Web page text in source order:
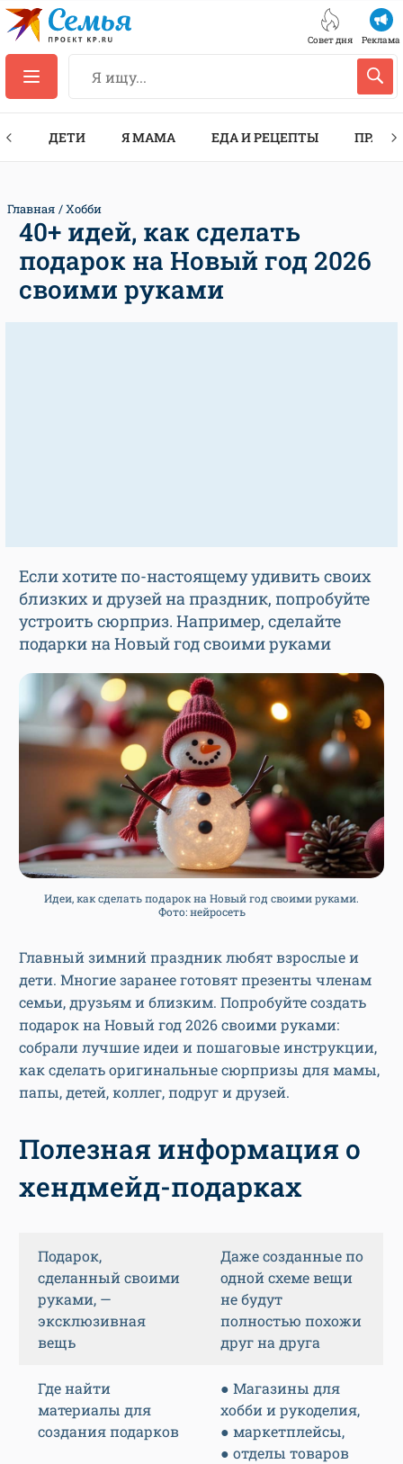
Совет дня Реклама
ДЕТИ Я МАМА ЕДА И РЕЦЕПТЫ
Главная Хобби
40+ идей, как сделать
подарок на Новый год 2026
своими руками
Если хотите по-настоящему удивить своих
близких и друзей на праздник, попробуйте
устроить сюрприз. Например, сделайте
подарки на Новый год своими руками
Идеи, как сделать подарок на Новый год своими руками.
Фото: нейросеть
Главный зимний праздник любят взрослые и
дети. Многие заранее готовят презенты членам
семьи, друзьям и близким. Попробуйте создать
подарок на Новый год 2026 своими руками:
собрали лучшие идеи и пошаговые инструкции,
как сделать оригинальные сюрпризы для мамы,
папы, детей, коллег, подруг и друзей.
Полезная информация о
хендмейд-подарках
Подарок,
сделанный своими
руками, —
эксклюзивная
вещь
Даже созданные по
одной схеме вещи
не будут
полностью похожи
друг на друга
Где найти
материалы для
создания подарков
● Магазины для
хобби и рукоделия,
● маркетплейсы,
● отделы товаров